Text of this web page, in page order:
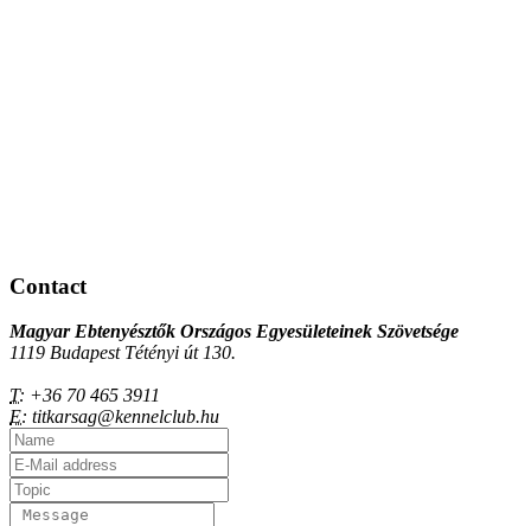
Contact
Magyar Ebtenyésztők Országos Egyesületeinek Szövetsége
1119 Budapest Tétényi út 130.
T: +36 70 465 3911
E: titkarsag@kennelclub.hu